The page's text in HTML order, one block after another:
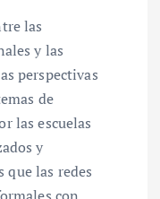
las
y las
perspectivas
de
las escuelas
y
las redes
con